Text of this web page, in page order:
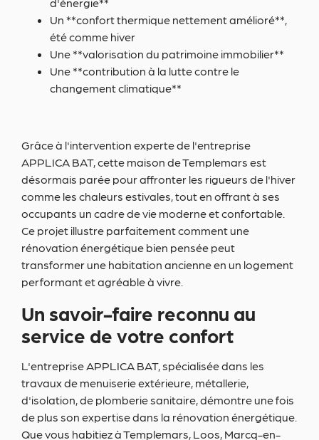
Un **confort thermique nettement amélioré**,
été comme hiver
Une **valorisation du patrimoine immobilier**
Une **contribution à la lutte contre le
changement climatique**
Grâce à l'intervention experte de l'entreprise
APPLICA BAT, cette maison de Templemars est
désormais parée pour affronter les rigueurs de l'hiver
comme les chaleurs estivales, tout en offrant à ses
occupants un cadre de vie moderne et confortable.
Ce projet illustre parfaitement comment une
rénovation énergétique bien pensée peut
transformer une habitation ancienne en un logement
performant et agréable à vivre.
Un savoir-faire reconnu au
service de votre confort
L'entreprise APPLICA BAT, spécialisée dans les
travaux de menuiserie extérieure, métallerie,
d'isolation, de plomberie sanitaire, démontre une fois
de plus son expertise dans la rénovation énergétique.
Que vous habitiez à Templemars, Loos, Marcq-en-